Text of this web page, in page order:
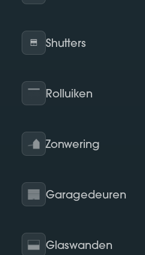
Shutters
Rolluiken
Zonwering
Garagedeuren
Glaswanden